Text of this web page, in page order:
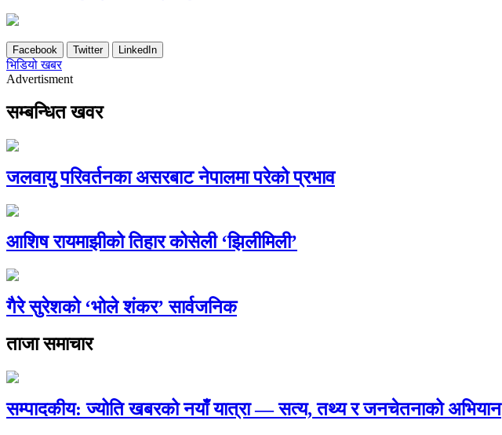
Facebook Twitter LinkedIn
भिडियो खबर
Advertisment
सम्बन्धित खवर
जलवायु परिवर्तनका असरबाट नेपालमा परेको प्रभाव
आशिष रायमाझीको तिहार कोसेली ‘झिलीमिली’
गैरे सुरेशको ‘भोले शंकर’ सार्वजनिक
ताजा समाचार
सम्पादकीय: ज्योति खबरको नयाँ यात्रा — सत्य, तथ्य र जनचेतनाको अभियान